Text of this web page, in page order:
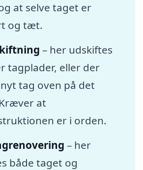
at selve taget er
og tæt.
– her udskiftes
tagplader, eller der
tag oven på det
at
er i orden.
– her
både taget og